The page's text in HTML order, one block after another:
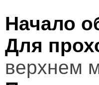
Начало
Для
верхнем